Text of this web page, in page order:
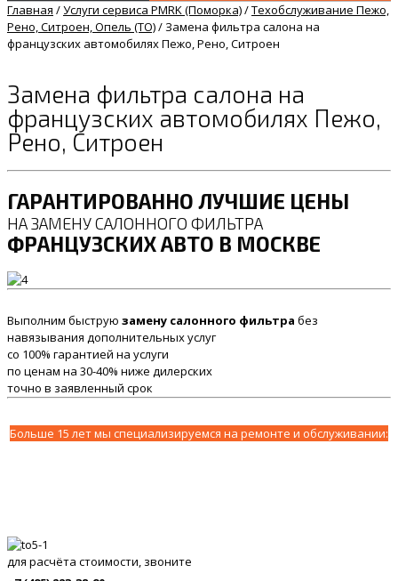
Главная /Услуги сервиса PMRK (Поморка)/Техобслуживание Пежо,
Рено, Ситроен, Опель (ТО)/ Замена фильтра салона на
французских автомобилях Пежо, Рено, Ситроен
Замена фильтра салона на
французских автомобилях Пежо,
Рено, Ситроен
ГАРАНТИРОВАННО ЛУЧШИЕ ЦЕНЫ
НА ЗАМЕНУ САЛОННОГО ФИЛЬТРА
ФРАНЦУЗСКИХ АВТО В МОСКВЕ
Выполним быструю замену салонного фильтра без
навязывания дополнительных услуг
со 100% гарантией на услуги
по ценам на 30-40% ниже дилерских
точно в заявленный срок
Больше 15 лет мы специализируемся на ремонте и обслуживании:
для расчёта стоимости, звоните